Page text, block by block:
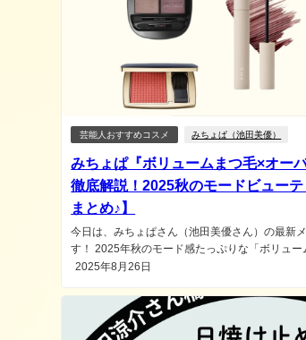
芸能人おすすめコスメ みちょぱ（池田美優）
みちょぱ『ボリュームまつ毛×オー
徹底解説！2025秋のモードビュー
まとめ♪】
今日は、みちょぱさん（池田美優さん）の最新
す！ 2025年秋のモード感たっぷりな「ボリュー
2025年8月26日